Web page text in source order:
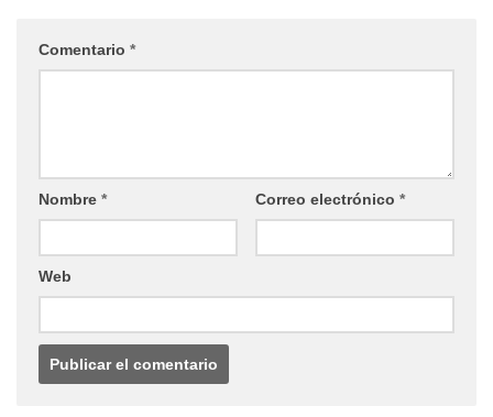
Comentario *
Nombre * Correo electrónico *
Web